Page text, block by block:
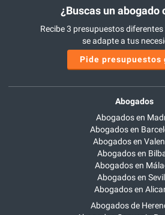
¿Buscas un abogado
Recibe 3 presupuestos diferentes
se adapte a tus
Pide presupuestos
Abogados
Abogados en
Abogados en
Abogados en
Abogados en
Abogados en
Abogados en
Abogados en
Abogados de